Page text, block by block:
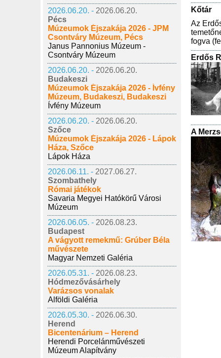
2026.06.20. - 2026.06.20.
Pécs
Múzeumok Éjszakája 2026 - JPM
Csontváry Múzeum, Pécs
Janus Pannonius Múzeum -
Csontváry Múzeum
2026.06.20. - 2026.06.20.
Budakeszi
Múzeumok Éjszakája 2026 - Ívfény
Múzeum, Budakeszi, Budakeszi
Ívfény Múzeum
2026.06.20. - 2026.06.20.
Szőce
Múzeumok Éjszakája 2026 - Lápok
Háza, Szőce
Lápok Háza
2026.06.11. - 2027.06.27.
Szombathely
Római játékok
Savaria Megyei Hatókörű Városi
Múzeum
2026.06.05. - 2026.08.23.
Budapest
A vágyott remekmű: Grúber Béla
művészete
Magyar Nemzeti Galéria
2026.05.31. - 2026.08.23.
Hódmezővásárhely
Varázsos vonalak
Alföldi Galéria
2026.05.30. - 2026.06.30.
Herend
Bicentenárium – Herend
Herendi Porcelánművészeti
Múzeum Alapítvány
Kőtár
Az
fogva
Erdős
A